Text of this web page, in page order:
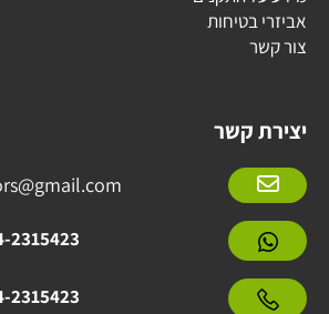
אביזרי בטיחות
צור קשר
יצירת קשר
2315423
2315423